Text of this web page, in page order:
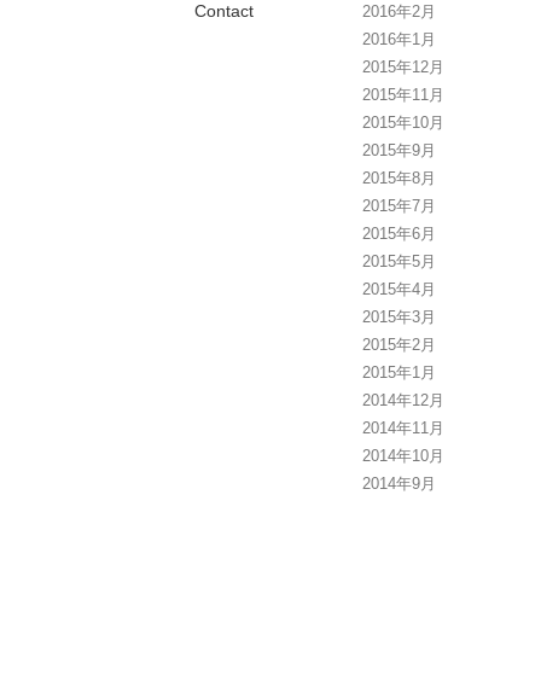
Contact
2016年2月
2016年1月
2015年12月
2015年11月
2015年10月
2015年9月
2015年8月
2015年7月
2015年6月
2015年5月
2015年4月
2015年3月
2015年2月
2015年1月
2014年12月
2014年11月
2014年10月
2014年9月